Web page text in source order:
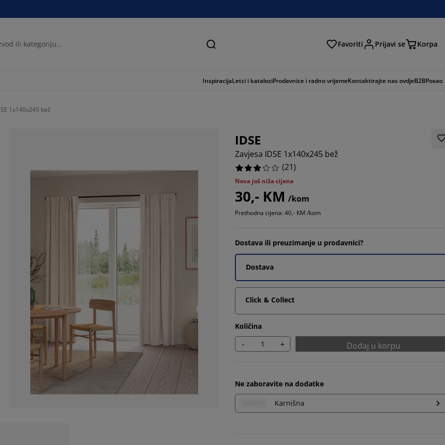
Traži Favoriti Prijavi se Korpa
InspiracijaLetci i kataloziProdavnice i radno vrijemeKontaktirajte nas ovdjeB2BPosao
1x140x245 bež
IDSE
Zavjesa IDSE 1x140x245 bež
(21)
Nova još niža cijena
30,- KM /kom
Prethodna cijena: 40,- KM /kom
Dostava ili preuzimanje u prodavnici?
Dostava
Click & Collect
Količina
- + Dodaj u korpu
Ne zaboravite na dodatke
Karnišna
23.809523809523807%
23.809523809523807%
23.809523809523807%
23.809523809523807%